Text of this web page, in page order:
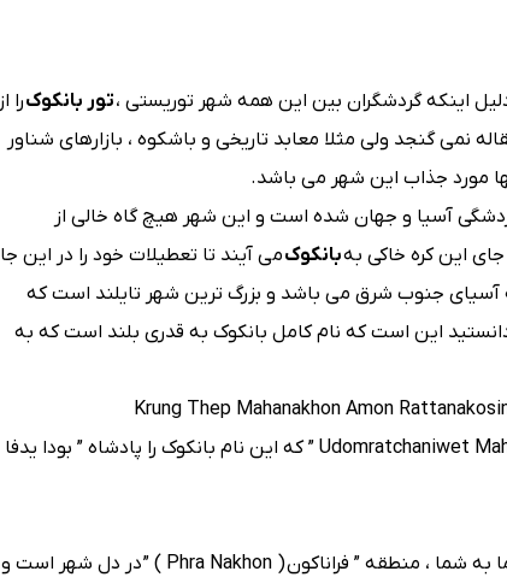
اینکه گردشگران بین این همه شهر توریستی ،تور بانکوکرا از
نمی گنجد ولی مثلا معابد تاریخی و باشکوه ، بازارهای شناور
مورد جذاب این شهر می باشد.
اصلی گردشگی آسیا و جهان شده است و این شهر هیچ گاه خالی از
این کره خاکی بهبانکوکمی آیند تا تعطیلات خود را در این جا
جنوب شرق می باشد و بزرگ ترین شهر تایلند است که
این است که نام کامل بانکوک به قدری بلند است که به
” Krung Thep Mahanakhon Amon
Udomratchaniwet Mahasathan Amon Piman Awatan Sathit Sakkathattiya Witsanukam Prasit ” که این نام بانکوک را پادشاه ” بودا یدفا
بانکوک به قدری بزرگ است که به تنهایی 50 منطقه شهری دارد که پیشنهاد ما به شما ، منطقه ” فراناکون ( Phra Nakhon ) ” در دل شهر است و